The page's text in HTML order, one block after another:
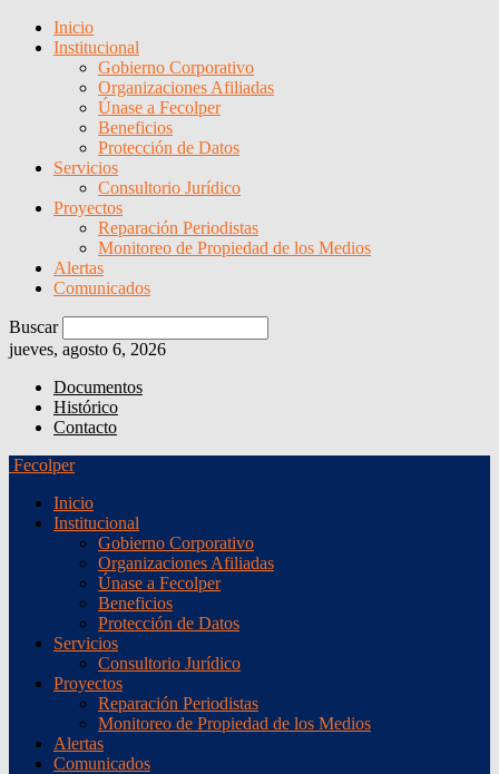
Inicio
Institucional
Gobierno Corporativo
Organizaciones Afiliadas
Únase a Fecolper
Beneficios
Protección de Datos
Servicios
Consultorio Jurídico
Proyectos
Reparación Periodistas
Monitoreo de Propiedad de los Medios
Alertas
Comunicados
Buscar
jueves, agosto 6, 2026
Documentos
Histórico
Contacto
Fecolper
Inicio
Institucional
Gobierno Corporativo
Organizaciones Afiliadas
Únase a Fecolper
Beneficios
Protección de Datos
Servicios
Consultorio Jurídico
Proyectos
Reparación Periodistas
Monitoreo de Propiedad de los Medios
Alertas
Comunicados